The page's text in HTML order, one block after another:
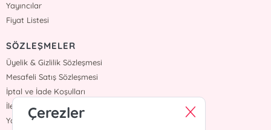
Yayıncılar
Fiyat Listesi
SÖZLEŞMELER
Üyelik & Gizlilik Sözleşmesi
Mesafeli Satış Sözleşmesi
İptal ve İade Koşulları
İletişim
YardımÇerezler